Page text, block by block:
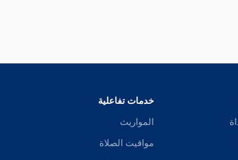
خدمات تفاعلية
المواريث
مواقيت الصلاة